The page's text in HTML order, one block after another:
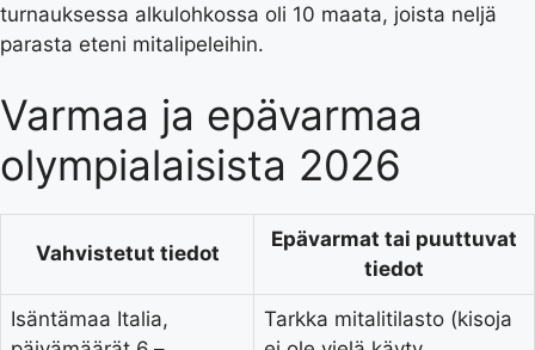
turnauksessa alkulohkossa oli 10 maata, joista neljä
parasta eteni mitalipeleihin.
Varmaa ja epävarmaa
olympialaisista 2026
Vahvistetut tiedot
Epävarmat tai puuttuvat
tiedot
Isäntämaa Italia,
Tarkka mitalitilasto (kisoja